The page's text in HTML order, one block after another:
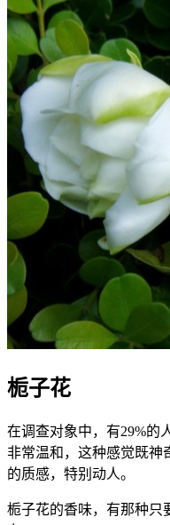
栀子花
在调查对象中，有29%的
非常温和，这种感觉既神
的质感，特别动人。
栀子花的香味，有那种只